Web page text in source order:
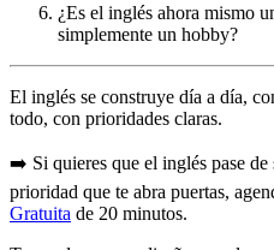
¿Es el inglés ahora mismo
simplemente un hobby?
El inglés se construye día a día,
todo, con prioridades claras.
➡️ Si quieres que el inglés pase de
prioridad que te abra puertas,
Gratuita de 20 minutos.